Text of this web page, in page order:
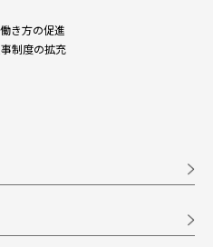
き方の促進
制度の拡充